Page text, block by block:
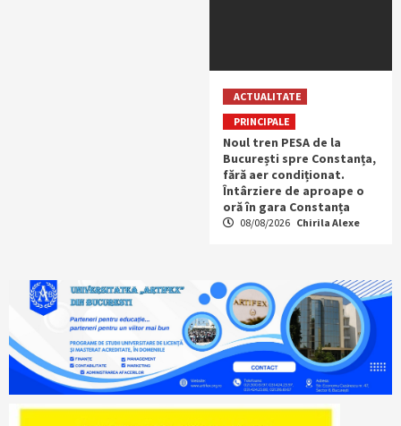
ACTUALITATE
PRINCIPALE
Noul tren PESA de la
București spre Constanța,
fără aer condiționat.
Întârziere de aproape o
oră în gara Constanța
08/08/2026 Chirila Alexe